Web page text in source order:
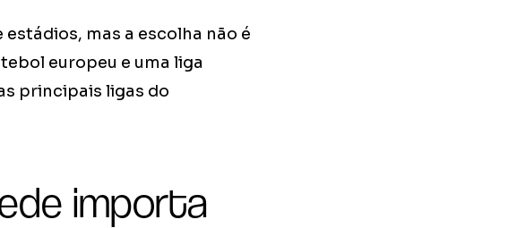
mas a escolha não é
europeu e uma liga
principais ligas do
importa